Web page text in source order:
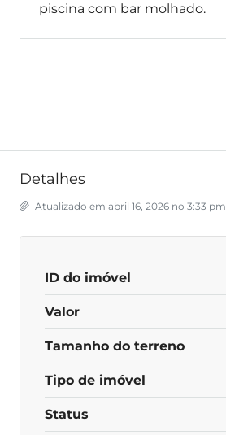
piscina com bar molhado.
Detalhes
Atualizado em abril 16, 2026 no 3:33 pm
ID do imóvel
Valor
Tamanho do terreno
Tipo de imóvel
Status